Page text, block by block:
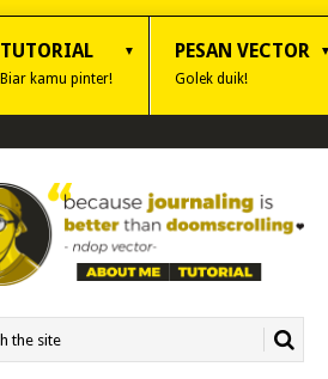
TUTORIAL
Biar kamu pinter!
PESAN VECTOR
Golek duik!